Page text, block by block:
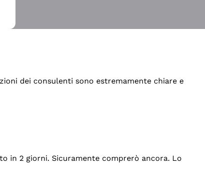
dei consulenti sono estremamente chiare e
in 2 giorni. Sicuramente comprerò ancora. Lo